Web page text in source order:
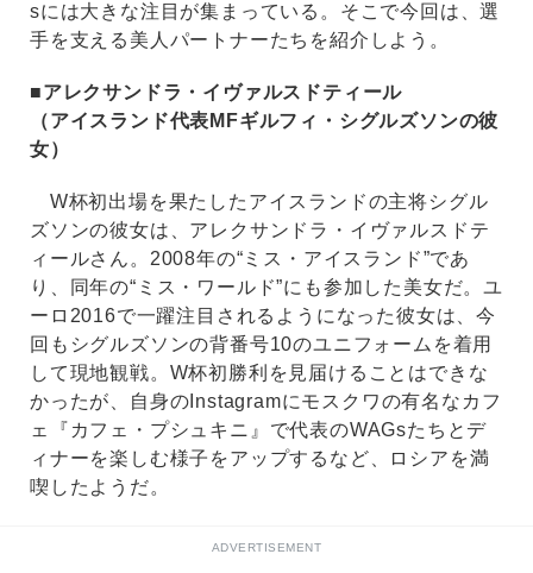
sには大きな注目が集まっている。そこで今回は、選
手を支える美人パートナーたちを紹介しよう。
■アレクサンドラ・イヴァルスドティール
（アイスランド代表MFギルフィ・シグルズソンの彼
女）
W杯初出場を果たしたアイスランドの主将シグル
ズソンの彼女は、アレクサンドラ・イヴァルスドテ
ィールさん。2008年の“ミス・アイスランド”であ
り、同年の“ミス・ワールド”にも参加した美女だ。ユ
ーロ2016で一躍注目されるようになった彼女は、今
回もシグルズソンの背番号10のユニフォームを着用
して現地観戦。W杯初勝利を見届けることはできな
かったが、自身のInstagramにモスクワの有名なカフ
ェ『カフェ・プシュキニ』で代表のWAGsたちとデ
ィナーを楽しむ様子をアップするなど、ロシアを満
喫したようだ。
ADVERTISEMENT